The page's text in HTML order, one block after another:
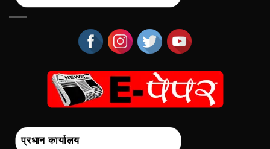
प्रधान कार्यालय